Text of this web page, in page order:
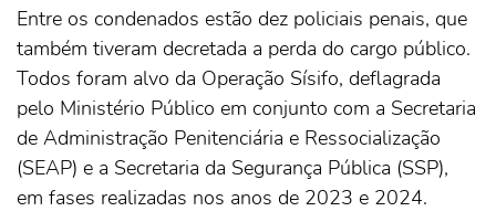
Entre os condenados estão dez policiais penais, que
também tiveram decretada a perda do cargo público.
Todos foram alvo da Operação Sísifo, deflagrada
pelo Ministério Público em conjunto com a Secretaria
de Administração Penitenciária e Ressocialização
(SEAP) e a Secretaria da Segurança Pública (SSP),
em fases realizadas nos anos de 2023 e 2024.